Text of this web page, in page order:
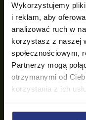
Wykorzystujemy
i reklam, aby
analizować ruch w
korzystasz z naszej
społecznościowym,
Partnerzy mogą
otrzymanymi od
korzystania z ich
OBSŁUGA KLIENTA
tel.:22 100 34 45
e-mail:
INFORMACJE
Regulamin